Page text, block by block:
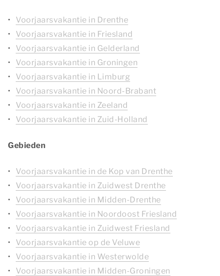
Voorjaarsvakantie in Drenthe
Voorjaarsvakantie in Friesland
Voorjaarsvakantie in Gelderland
Voorjaarsvakantie in Groningen
Voorjaarsvakantie in Limburg
Voorjaarsvakantie in Noord-Brabant
Voorjaarsvakantie in Zeeland
Voorjaarsvakantie in Zuid-Holland
Gebieden
Voorjaarsvakantie in de Kop van Drenthe
Voorjaarsvakantie in Zuidwest Drenthe
Voorjaarsvakantie in Midden-Drenthe
Voorjaarsvakantie in Noordoost Friesland
Voorjaarsvakantie in Zuidwest Friesland
Voorjaarsvakantie op de Veluwe
Voorjaarsvakantie in Westerwolde
Voorjaarsvakantie in Midden-Groningen